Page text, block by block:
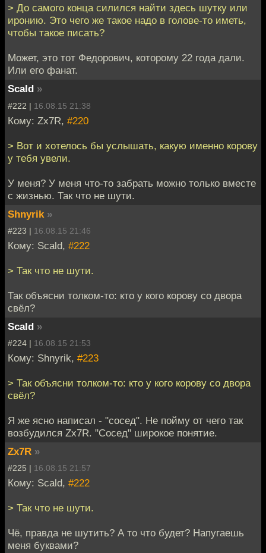
> До самого конца силился найти здесь шутку или
иронию. Это чего же такое надо в голове-то иметь,
чтобы такое писать?
Может, это тот Федорович, которому 22 года дали.
Или его фанат.
Scald »
#222 | 16.08.15 21:38
Кому: Zx7R, #220
> Вот и хотелось бы услышать, какую именно корову
у тебя увели.
У меня? У меня что-то забрать можно только вместе
с жизнью. Так что не шути.
Shnyrik »
#223 | 16.08.15 21:46
Кому: Scald, #222
> Так что не шути.
Так объясни толком-то: кто у кого корову со двора
свёл?
Scald »
#224 | 16.08.15 21:53
Кому: Shnyrik, #223
> Так объясни толком-то: кто у кого корову со двора
свёл?
Я же ясно написал - "сосед". Не пойму от чего так
возбудился Zx7R. "Сосед" широкое понятие.
Zx7R »
#225 | 16.08.15 21:57
Кому: Scald, #222
> Так что не шути.
Чё, правда не шутить? А то что будет? Напугаешь
меня буквами?